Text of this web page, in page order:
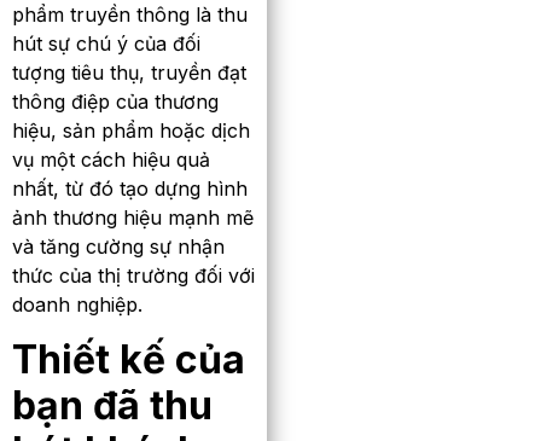
phẩm truyền thông là thu
hút sự chú ý của đối
tượng tiêu thụ, truyền đạt
thông điệp của thương
hiệu, sản phẩm hoặc dịch
vụ một cách hiệu quả
nhất, từ đó tạo dựng hình
ảnh thương hiệu mạnh mẽ
và tăng cường sự nhận
thức của thị trường đối với
doanh nghiệp.
Thiết kế của
bạn đã thu